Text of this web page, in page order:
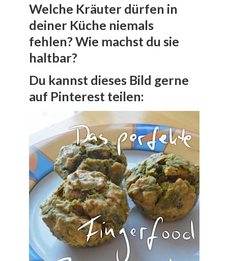
Welche Kräuter dürfen in
deiner Küche niemals
fehlen? Wie machst du sie
haltbar?
Du kannst dieses Bild gerne
auf Pinterest teilen: